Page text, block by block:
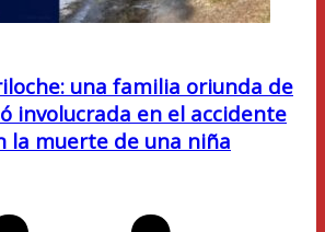
una familia oriunda de
involucrada en el accidente
la muerte de una niña